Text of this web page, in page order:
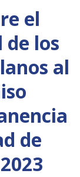
el
los
al
de